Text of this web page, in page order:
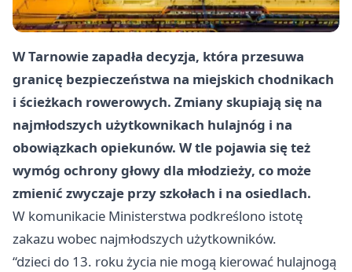
W Tarnowie zapadła decyzja, która przesuwa
granicę bezpieczeństwa na miejskich chodnikach
i ścieżkach rowerowych. Zmiany skupiają się na
najmłodszych użytkownikach hulajnóg i na
obowiązkach opiekunów. W tle pojawia się też
wymóg ochrony głowy dla młodzieży, co może
zmienić zwyczaje przy szkołach i na osiedlach.
W komunikacie Ministerstwa podkreślono istotę
zakazu wobec najmłodszych użytkowników.
“dzieci do 13. roku życia nie mogą kierować hulajnogą